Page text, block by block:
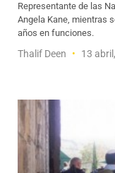
Representante de las
Angela Kane, mientras
años en funciones.
Thalif Deen 13